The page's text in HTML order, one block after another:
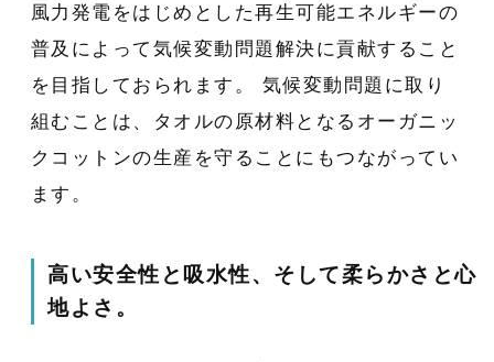
風力発電をはじめとした再生可能エネルギーの
普及によって気候変動問題解決に貢献すること
を目指しておられます。 気候変動問題に取り
組むことは、タオルの原材料となるオーガニッ
クコットンの生産を守ることにもつながってい
ます。
高い安全性と吸水性、そして柔らかさと心
地よさ。